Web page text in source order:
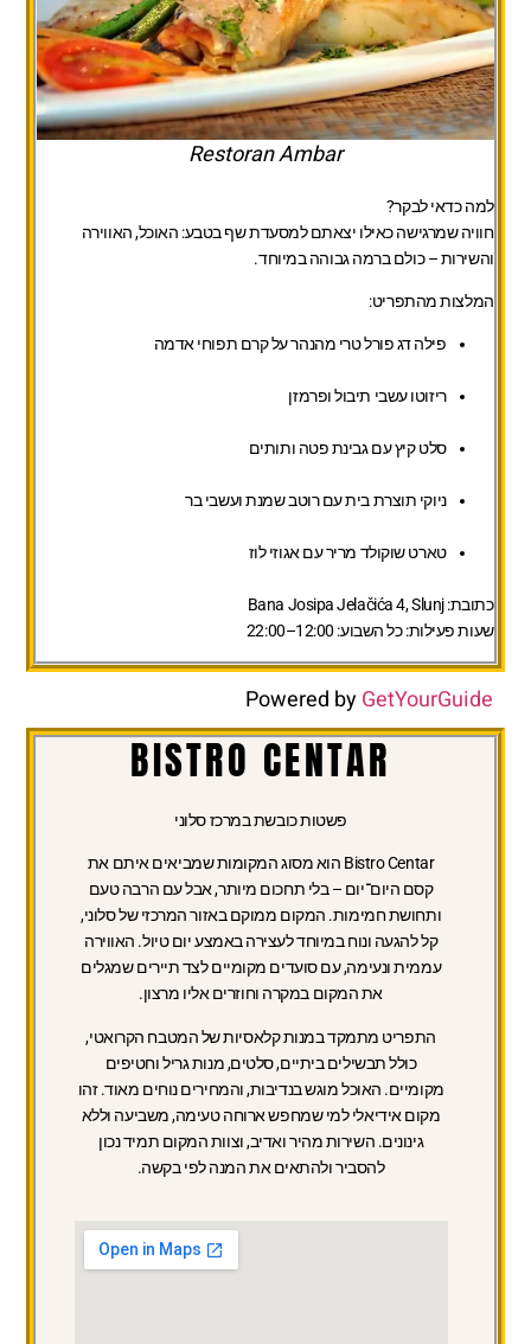
Restoran Ambar
למה כדאי לבקר?
חוויה שמרגישה כאילו יצאתם למסעדת שף בטבע: האוכל, האווירה
והשירות – כולם ברמה גבוהה במיוחד.
המלצות מהתפריט:
פילה דג פורל טרי מהנהר על קרם תפוחי אדמה
ריזוטו עשבי תיבול ופרמזן
סלט קיץ עם גבינת פטה ותותים
ניוקי תוצרת בית עם רוטב שמנת ועשבי בר
טארט שוקולד מריר עם אגוזי לוז
כתובת:Bana Josipa Jelačića 4, Slunj
שעות פעילות:כל השבוע: 12:00–22:00
Powered byGetYourGuide
BISTRO CENTAR
פשטות כובשת במרכז סלוני
Bistro Centar הוא מסוג המקומות שמביאים איתם את
קסם היום־יום – בלי תחכום מיותר, אבל עם הרבה טעם
ותחושת חמימות. המקום ממוקם באזור המרכזי של סלוני,
קל להגעה ונוח במיוחד לעצירה באמצע יום טיול. האווירה
עממית ונעימה, עם סועדים מקומיים לצד תיירים שמגלים
את המקום במקרה וחוזרים אליו מרצון.
התפריט מתמקד במנות קלאסיות של המטבח הקרואטי,
כולל תבשילים ביתיים, סלטים, מנות גריל וחטיפים
מקומיים. האוכל מוגש בנדיבות, והמחירים נוחים מאוד. זהו
מקום אידיאלי למי שמחפש ארוחה טעימה, משביעה וללא
גינונים. השירות מהיר ואדיב, וצוות המקום תמיד נכון
להסביר ולהתאים את המנה לפי בקשה.